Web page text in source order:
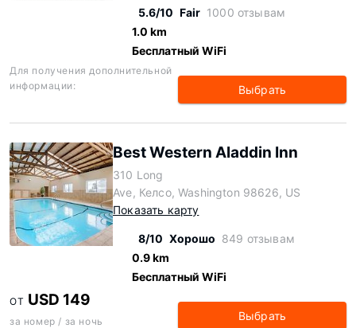
5.6/10 Fair 1000 отзывам
1.0 km
Бесплатный WiFi
Для получения дополнительной
информации:
Выбрать
Best Western Aladdin Inn
310 Long
Ave, Келсо, Washington 98626, US
Показать карту
8/10 Хорошо 849 отзывам
0.9 km
Бесплатный WiFi
ОТ USD 149
за номер / за ночь Выбрать